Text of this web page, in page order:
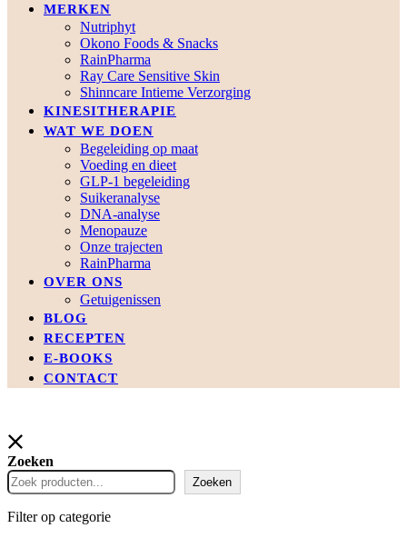
MERKEN
Nutriphyt
Okono Foods & Snacks
RainPharma
Ray Care Sensitive Skin
Shinncare Intieme Verzorging
KINESITHERAPIE
WAT WE DOEN
Begeleiding op maat
Voeding en dieet
GLP-1 begeleiding
Suikeranalyse
DNA-analyse
Menopauze
Onze trajecten
RainPharma
OVER ONS
Getuigenissen
BLOG
RECEPTEN
E-BOOKS
CONTACT
Zoeken
Zoeken
Filter op categorie